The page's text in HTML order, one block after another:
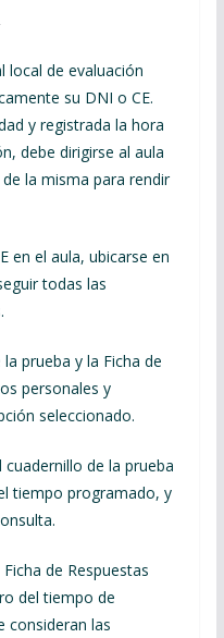
local de evaluación
su DNI o CE.
y registrada la hora
debe dirigirse al aula
la misma para rendir
en el aula, ubicarse en
todas las
prueba y la Ficha de
personales y
seleccionado.
de la prueba
tiempo programado, y
de Respuestas
del tiempo de
consideran las